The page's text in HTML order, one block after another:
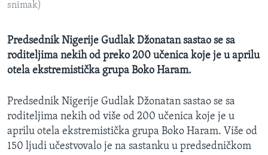
snimak)
Predsednik Nigerije Gudlak Džonatan sastao se sa
roditeljima nekih od preko 200 učenica koje je u aprilu
otela ekstremistička grupa Boko Haram.
Predsednik Nigerije Gudlak Džonatan sastao se sa
roditeljima nekih od više od 200 učenica koje je u
aprilu otela ekstremistička grupa Boko Haram. Više od
150 ljudi učestvovalo je na sastanku u predsedničkom